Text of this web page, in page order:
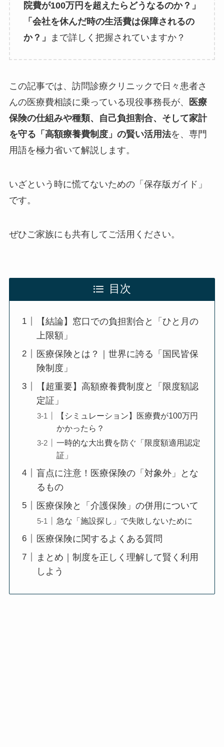
院費が100万円を超えたらどうなるのか？」
「会社を休んだ時の生活費は保障されるの
か？」
まで詳しく把握されていますか？
この記事では、訪問診療クリニックで日々患者さ
んの医療費相談に乗っている現役事務長が、
医療
保険の仕組みや種類、自己負担割合、そして家計
を守る「高額療養費制度」の賢い活用法を、専門
用語を極力省いて解説します。
いざという時に慌てないための「保存版ガイド」
です。
ぜひご家族にも共有してご活用ください。
目次
【結論】窓口での負担割合と「ひと月の
上限額」
医療保険とは？｜世界に誇る「国民皆保
険制度」
【超重要】高額療養費制度と「限度額認
定証」
【シミュレーション】医療費が100万円
かかったら？
一時的な大出費を防ぐ「限度額適用認定
証」
盲点に注意！医療保険の「対象外」とな
るもの
医療保険と「介護保険」の併用について
急な「施設探し」で失敗しないために
医療保険に関するよくある質問
まとめ｜制度を正しく理解して賢く利用
しよう